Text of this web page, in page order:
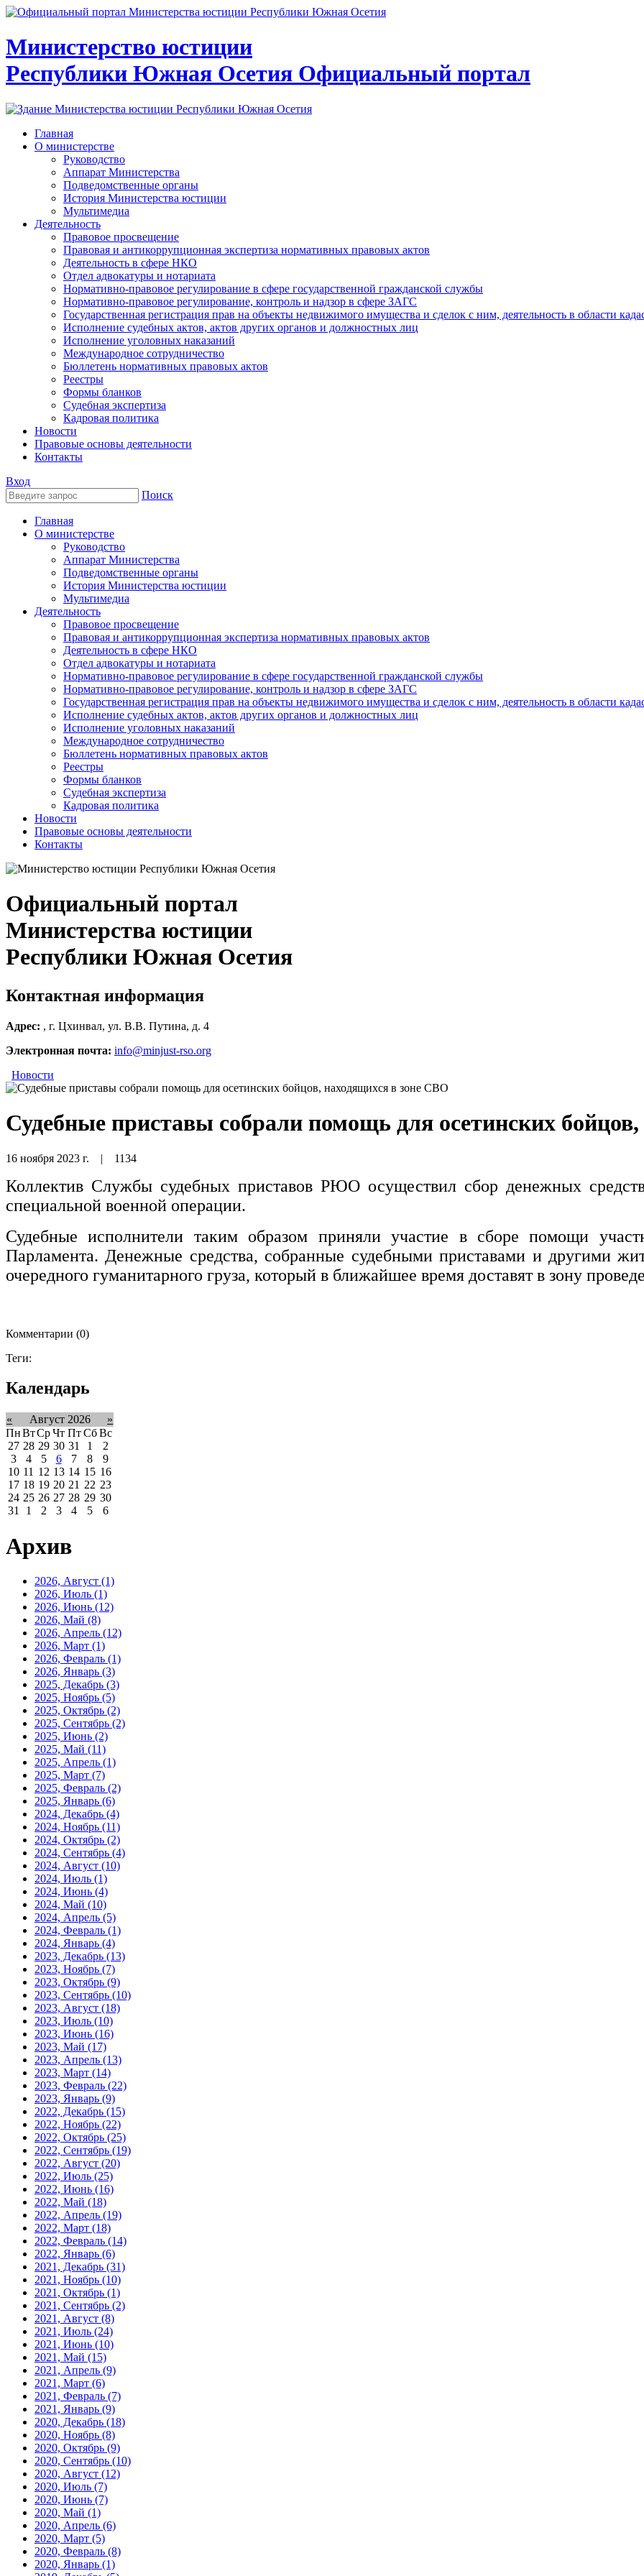
Министерство юстиции
Республики Южная Осетия Официальный портал
Главная
О министерстве
Руководство
Аппарат Министерства
Подведомственные органы
История Министерства юстиции
Мультимедиа
Деятельность
Правовое просвещение
Правовая и антикоррупционная экспертиза нормативных правовых актов
Деятельность в сфере НКО
Отдел адвокатуры и нотариата
Нормативно-правовое регулирование в сфере государственной гражданской службы
Нормативно-правовое регулирование, контроль и надзор в сфере ЗАГС
Государственная регистрация прав на объекты недвижимого имущества и сделок с ним, деятельность в области
Исполнение судебных актов, актов других органов и должностных лиц
Исполнение уголовных наказаний
Международное сотрудничество
Бюллетень нормативных правовых актов
Реестры
Формы бланков
Судебная экспертиза
Кадровая политика
Новости
Правовые основы деятельности
Контакты
Вход
Поиск
Главная
О министерстве
Руководство
Аппарат Министерства
Подведомственные органы
История Министерства юстиции
Мультимедиа
Деятельность
Правовое просвещение
Правовая и антикоррупционная экспертиза нормативных правовых актов
Деятельность в сфере НКО
Отдел адвокатуры и нотариата
Нормативно-правовое регулирование в сфере государственной гражданской службы
Нормативно-правовое регулирование, контроль и надзор в сфере ЗАГС
Государственная регистрация прав на объекты недвижимого имущества и сделок с ним, деятельность в области
Исполнение судебных актов, актов других органов и должностных лиц
Исполнение уголовных наказаний
Международное сотрудничество
Бюллетень нормативных правовых актов
Реестры
Формы бланков
Судебная экспертиза
Кадровая политика
Новости
Правовые основы деятельности
Контакты
Официальный портал
Министерства юстиции
Республики Южная Осетия
Контактная информация
Адрес: , г. Цхинвал, ул. В.В. Путина, д. 4
Электронная почта: info@minjust-rso.org
Новости
Судебные приставы собрали помощь для осетинских
16 ноября 2023 г. | 1134
Коллектив Службы судебных приставов РЮО осуществил сбор денежных
специальной военной операции.
Судебные исполнители таким образом приняли участие в сборе помощи
Парламента. Денежные средства, собранные судебными приставами и другими
очередного гуманитарного груза, который в ближайшее время доставят в зону
Комментарии (0)
Теги:
Календарь
« Август 2026
»
ПнВтСрЧт Пт Сб Вс
27 28 29 30 31 1
2
3
4 5 6 7 8
9
10 11 12 13 14 15 16
17 18 19 20 21 22 23
24 25 26 27 28 29 30
31
1 2 3 4 5 6
Архив
2026, Август (1)
2026, Июль (1)
2026, Июнь (12)
2026, Май (8)
2026, Апрель (12)
2026, Март (1)
2026, Февраль (1)
2026, Январь (3)
2025, Декабрь (3)
2025, Ноябрь (5)
2025, Октябрь (2)
2025, Сентябрь (2)
2025, Июнь (2)
2025, Май (11)
2025, Апрель (1)
2025, Март (7)
2025, Февраль (2)
2025, Январь (6)
2024, Декабрь (4)
2024, Ноябрь (11)
2024, Октябрь (2)
2024, Сентябрь (4)
2024, Август (10)
2024, Июль (1)
2024, Июнь (4)
2024, Май (10)
2024, Апрель (5)
2024, Февраль (1)
2024, Январь (4)
2023, Декабрь (13)
2023, Ноябрь (7)
2023, Октябрь (9)
2023, Сентябрь (10)
2023, Август (18)
2023, Июль (10)
2023, Июнь (16)
2023, Май (17)
2023, Апрель (13)
2023, Март (14)
2023, Февраль (22)
2023, Январь (9)
2022, Декабрь (15)
2022, Ноябрь (22)
2022, Октябрь (25)
2022, Сентябрь (19)
2022, Август (20)
2022, Июль (25)
2022, Июнь (16)
2022, Май (18)
2022, Апрель (19)
2022, Март (18)
2022, Февраль (14)
2022, Январь (6)
2021, Декабрь (31)
2021, Ноябрь (10)
2021, Октябрь (1)
2021, Сентябрь (2)
2021, Август (8)
2021, Июль (24)
2021, Июнь (10)
2021, Май (15)
2021, Апрель (9)
2021, Март (6)
2021, Февраль (7)
2021, Январь (9)
2020, Декабрь (18)
2020, Ноябрь (8)
2020, Октябрь (9)
2020, Сентябрь (10)
2020, Август (12)
2020, Июль (7)
2020, Июнь (7)
2020, Май (1)
2020, Апрель (6)
2020, Март (5)
2020, Февраль (8)
2020, Январь (1)